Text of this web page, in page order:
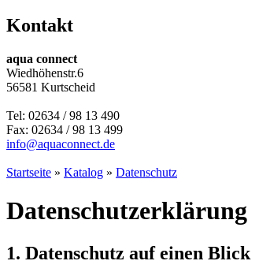
Kontakt
aqua connect
Wiedhöhenstr.6
56581 Kurtscheid
Tel: 02634 / 98 13 490
Fax: 02634 / 98 13 499
info@aquaconnect.de
Startseite » Katalog » Datenschutz
Datenschutzerklärung
1. Datenschutz auf einen Blick